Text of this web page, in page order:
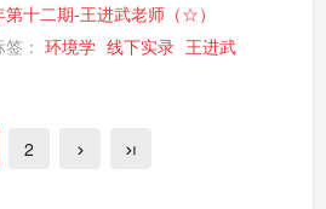
十二期-王进武老师（☆）
： 环境学 线下实录 王进武
2